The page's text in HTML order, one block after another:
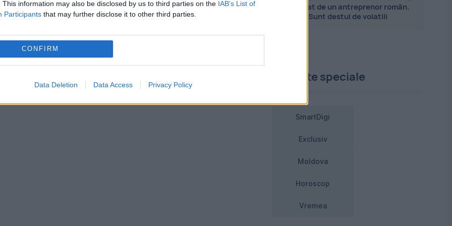
This information may also be disclosed by us to third parties on the IAB’s List of
Participants that may further disclose it to other third parties.
CONFIRM
Data Deletion Data Access Privacy Policy
Recent, prin asemenea emoții au
secretul, soția prințului Harry pare să
circulă, însă, de mai multă vreme, iar presa
sarcină în schimbările neașteptate care
explicat de un antreprenor român.
Sunt destul de volatili
Proiecte speciale
SmartDigi
Exclusiv
Moldova
Horoscop
Vremea